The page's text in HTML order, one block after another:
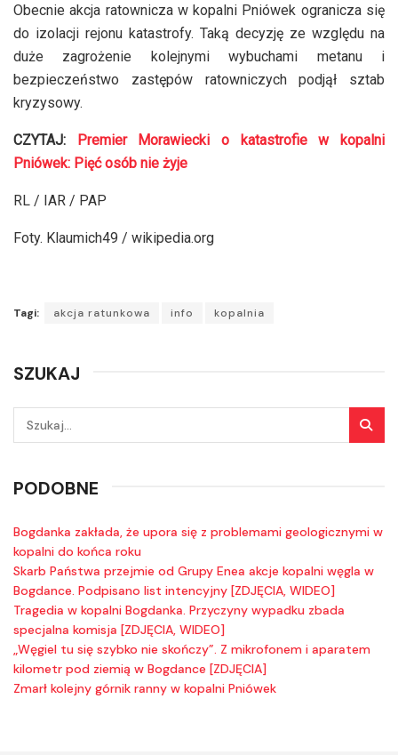
Obecnie akcja ratownicza w kopalni Pniówek ogranicza się
do izolacji rejonu katastrofy. Taką decyzję ze względu na
duże zagrożenie kolejnymi wybuchami metanu i
bezpieczeństwo zastępów ratowniczych podjął sztab
kryzysowy.
CZYTAJ: Premier Morawiecki o katastrofie w kopalni
Pniówek: Pięć osób nie żyje
RL / IAR / PAP
Foty. Klaumich49 / wikipedia.org
Tagi: akcja ratunkowa info kopalnia
SZUKAJ
PODOBNE
Bogdanka zakłada, że upora się z problemami geologicznymi w
kopalni do końca roku
Skarb Państwa przejmie od Grupy Enea akcje kopalni węgla w
Bogdance. Podpisano list intencyjny [ZDJĘCIA, WIDEO]
Tragedia w kopalni Bogdanka. Przyczyny wypadku zbada
specjalna komisja [ZDJĘCIA, WIDEO]
„Węgiel tu się szybko nie skończy”. Z mikrofonem i aparatem
kilometr pod ziemią w Bogdance [ZDJĘCIA]
Zmarł kolejny górnik ranny w kopalni Pniówek